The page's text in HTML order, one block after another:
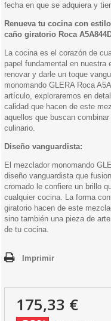
fecha en que se adquiera y
Renueva tu cocina con
caño giratorio Roca
La cocina es el corazón de
papel fundamental en nuestra
renovar y darle un toque
monomando GLERA Roca
artículo, exploraremos en
calidad que hacen de este
aquellos que buscan
culinario.
Diseño vanguardista:
El mezclador monomando
diseño vanguardista que
cromado le confiere un brillo
cualquier cocina. La forma
giratorio hacen de este
sino también una pieza de
de tu cocina.
Imprimir
175,33 €